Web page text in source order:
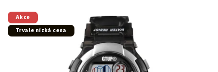
Akce
Trvale nízká cena